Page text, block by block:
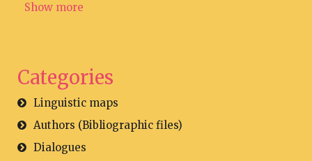
Show more
Categories
Linguistic maps
Authors (Bibliographic files)
Dialogues